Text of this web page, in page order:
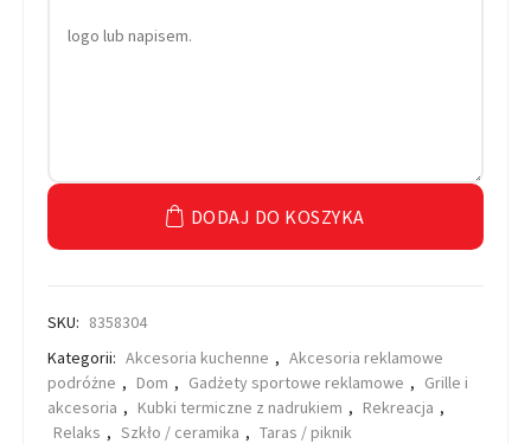
DODAJ DO KOSZYKA
SKU: 8358304
Kategorii: Akcesoria kuchenne , Akcesoria reklamowe
podróżne , Dom , Gadżety sportowe reklamowe , Grille i
akcesoria , Kubki termiczne z nadrukiem , Rekreacja ,
Relaks , Szkło / ceramika , Taras / piknik